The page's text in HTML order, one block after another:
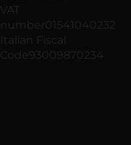
VAT
number01541040232
Italian Fiscal
Code93009870234